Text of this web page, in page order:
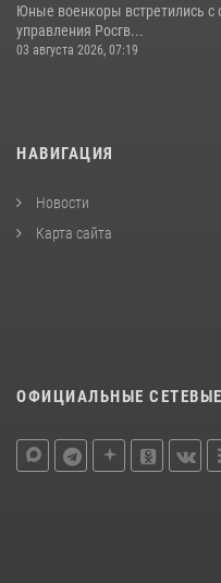
Юные военкоры встретились с
управления Росгв...
03 августа 2026, 07:19
НАВИГАЦИЯ
Новости
Карта сайта
ОФИЦИАЛЬНЫЕ